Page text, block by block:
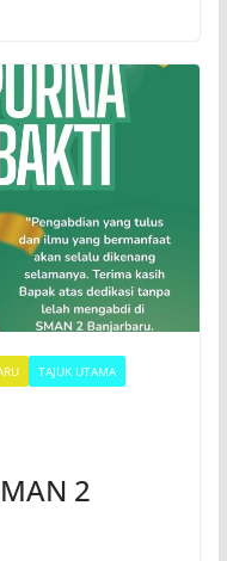
TAJUK UTAMA
2